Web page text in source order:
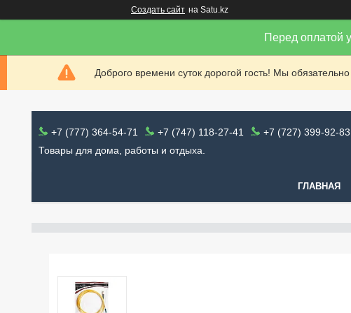
Создать сайт на Satu.kz
Перед оплатой
Доброго времени суток дорогой гость! Мы
+7 (777) 364-54-71 +7 (747) 118-27-41
+7 (727) 399-92-83
Товары для дома, работы и отдыха.
ГЛАВНАЯ